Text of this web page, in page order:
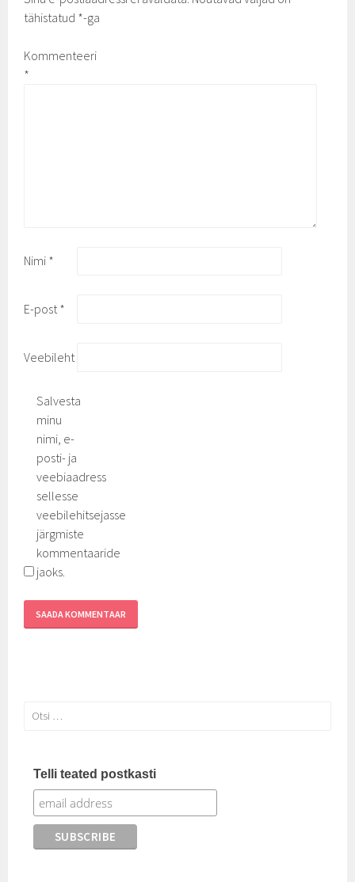
tähistatud *-ga
Kommenteeri
*
Nimi *
E-post *
Veebileht
Salvesta
minu
nimi, e-
posti- ja
veebiaadress
sellesse
veebilehitsejasse
järgmiste
kommentaaride
jaoks.
Otsi:
Telli teated postkasti